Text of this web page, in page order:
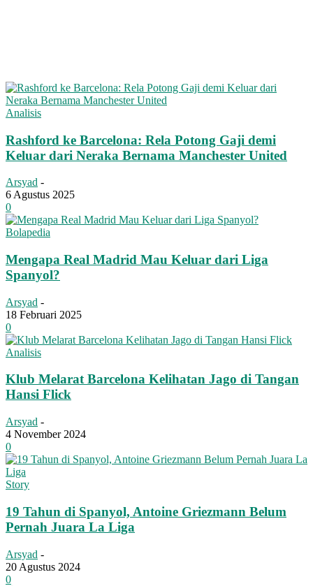
Analisis
Rashford ke Barcelona: Rela Potong Gaji demi
Keluar dari Neraka Bernama Manchester United
Arsyad -
6 Agustus 2025
0
Bolapedia
Mengapa Real Madrid Mau Keluar dari Liga
Spanyol?
Arsyad -
18 Februari 2025
0
Analisis
Klub Melarat Barcelona Kelihatan Jago di Tangan
Hansi Flick
Arsyad -
4 November 2024
0
Story
19 Tahun di Spanyol, Antoine Griezmann Belum
Pernah Juara La Liga
Arsyad -
20 Agustus 2024
0